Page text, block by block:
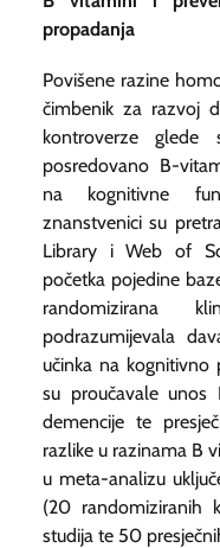
propadanja
Povišene razine
čimbenik za razvoj
kontroverze glede
posredovano B-
na kognitivne
znanstvenici su
Library i Web of
početka pojedine
randomizirana
podrazumijevala
učinka na kognitivno
su proučavale
demencije te
razlike u razinama B
u meta-analizu
(20 randomiziranih
studija te 50